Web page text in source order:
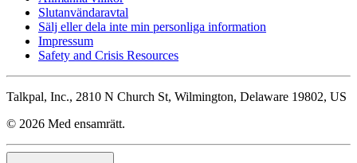
Slutanvändaravtal
Sälj eller dela inte min personliga information
Impressum
Safety and Crisis Resources
Talkpal, Inc., 2810 N Church St, Wilmington, Delaware 19802, US
© 2026 Med ensamrätt.